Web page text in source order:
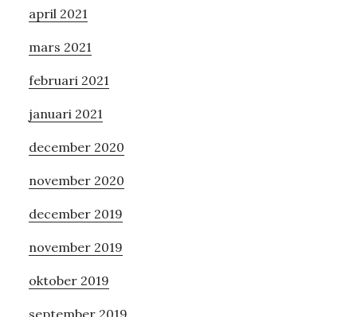
april 2021
mars 2021
februari 2021
januari 2021
december 2020
november 2020
december 2019
november 2019
oktober 2019
september 2019